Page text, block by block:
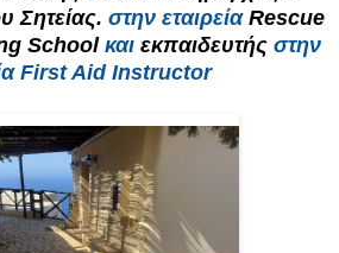
Σητείας. στην εταιρεία Rescue
Schoolκαι εκπαιδευτής στην
First Aid Instructor